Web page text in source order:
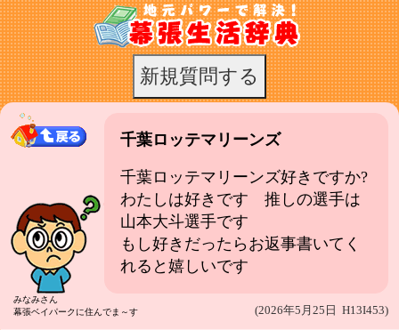
千葉ロッテマリーンズ
千葉ロッテマリーンズ好きですか?
わたしは好きです 推しの選手は
山本大斗選手です
もし好きだったらお返事書いてく
れると嬉しいです
みなみさん
幕張ベイパークに住んでま～す
(2026年5月25日 H13I453)